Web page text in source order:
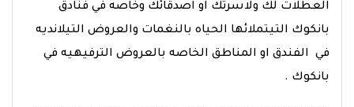
العطلات لك ولاسرتك او اصدقائك وخاصه في فنادق
بانكوك التيتملائها الحياه بالنغمات والعروض التيلانديه
في الفندق او المناطق الخاصه بالعروض الترفيهيه في
بانكوك .